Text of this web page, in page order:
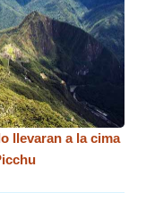
llevaran a la cima